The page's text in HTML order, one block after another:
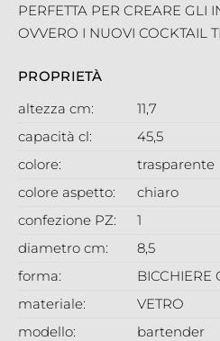
PERFETTA PER CREARE GLI
OVVERO I NUOVI COCKTAIL
PROPRIETÀ
altezza cm:
11,7
capacità cl:
45,5
colore:
trasparente
colore aspetto:
chiaro
confezione PZ:
1
diametro cm:
8,5
forma:
BICCHIERE
materiale:
VETRO
modello:
bartender